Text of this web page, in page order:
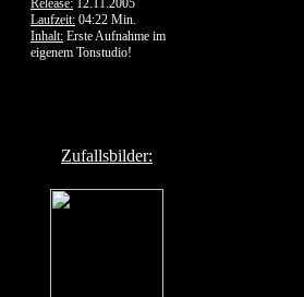
Release: 12.11.2005
Laufzeit: 04:22 Min.
Inhalt: Erste Aufnahme im
eigenem Tonstudio!
Zufallsbilder: